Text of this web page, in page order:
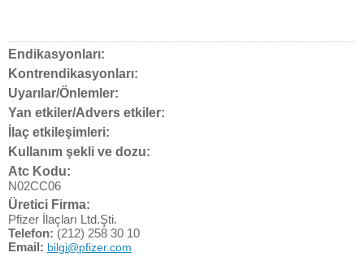
Endikasyonları:
Kontrendikasyonları:
Uyarılar/Önlemler:
Yan etkiler/Advers etkiler:
İlaç etkileşimleri:
Kullanım şekli ve dozu:
Atc Kodu:
N02CC06
Üretici Firma:
Pfizer İlaçları Ltd.Şti.
Telefon: (212) 258 30 10
Email: bilgi@pfizer.com